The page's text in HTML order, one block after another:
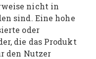
nicht in
sind. Eine hohe
oder
die das Produkt
den Nutzer